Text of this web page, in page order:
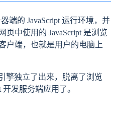
端的 JavaScript 运行环境，并
页中使用的 JavaScript 是浏览
户端，也就是用户的电脑上
擎独立了出来，脱离了浏览
发服务端应用了。